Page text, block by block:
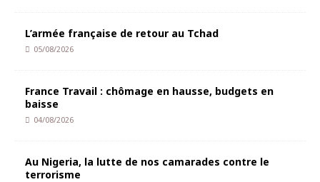
L’armée française de retour au Tchad
05/08/2026
France Travail : chômage en hausse, budgets en
baisse
04/08/2026
Au Nigeria, la lutte de nos camarades contre le
terrorisme